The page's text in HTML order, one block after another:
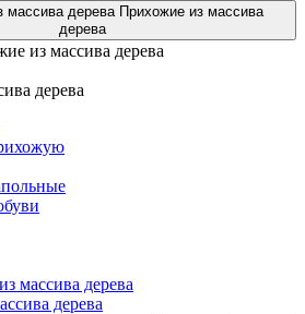
Прихожие из массива
дерева
дерева
массива дерева
дерева